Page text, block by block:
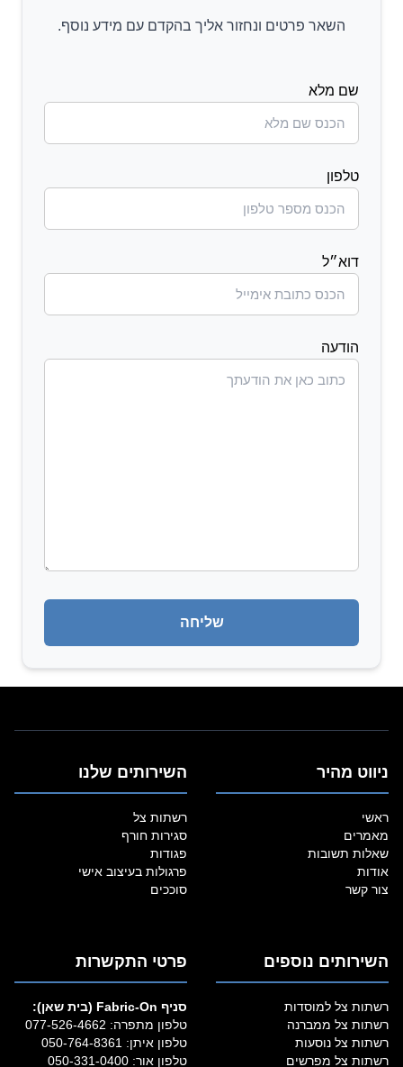
השאר פרטים ונחזור אליך בהקדם עם מידע נוסף.
שם מלא
טלפון
דוא״ל
הודעה
ניווט מהיר
ראשי
מאמרים
שאלות תשובות
אודות
צור קשר
השירותים שלנו
רשתות צל
סגירות חורף
פגודות
פרגולות בעיצוב אישי
סוככים
השירותים נוספים
רשתות צל למוסדות
רשתות צל ממברנה
רשתות צל נוסעות
רשתות צל מפרשים
פרטי התקשרות
סניף Fabric‑On (בית שאן):
טלפון מתפרה: 077-526-4662
טלפון איתן: 050-764-8361
טלפון אור: 050-331-0400